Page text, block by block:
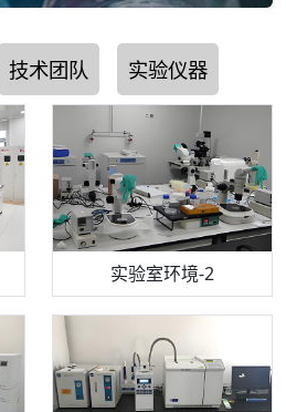
技术团队 实验仪器
实验室环境-2
机构质检技术员-2
电感耦合等离子体光谱仪